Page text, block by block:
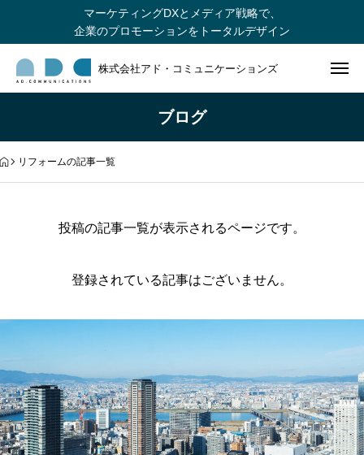
マーケティングDXとメディア戦略で、
企業のプロモーションをトータルデザイン
株式会社アド・コミュニケーションズ
ブログ
リフォームの記事一覧
投稿の記事一覧が表示されるページです。
登録されている記事はございません。